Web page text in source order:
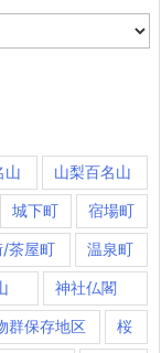
山 山梨百名山
城下町 宿場町
/茶屋町 温泉町
神社仏閣
群保存地区 桜